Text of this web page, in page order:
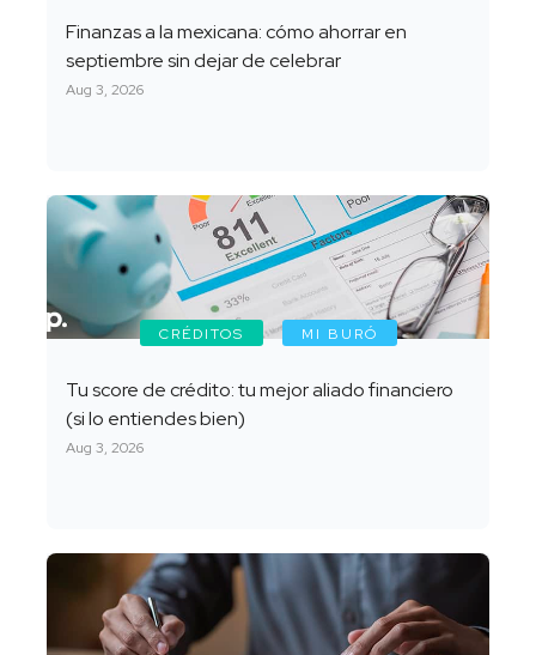
Finanzas a la mexicana: cómo ahorrar en
septiembre sin dejar de celebrar
Aug 3, 2026
CRÉDITOS MI BURÓ
Tu score de crédito: tu mejor aliado financiero
(si lo entiendes bien)
Aug 3, 2026